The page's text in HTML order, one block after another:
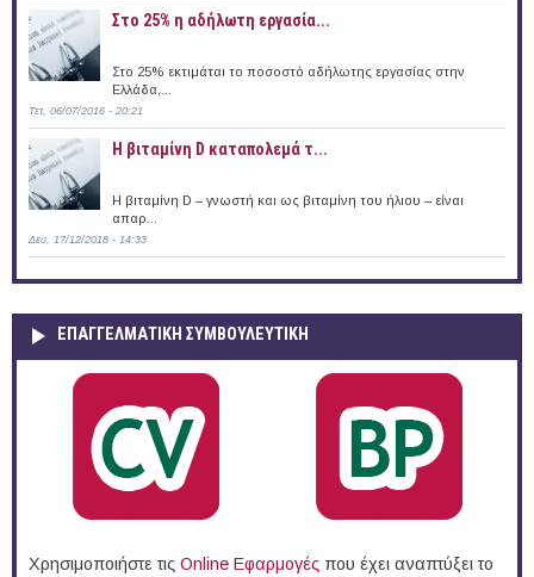
Στο 25% η αδήλωτη εργασία...
Στο 25% εκτιμάται το ποσοστό αδήλωτης εργασίας στην
Ελλάδα,...
Τετ, 06/07/2016 - 20:21
Η βιταμίνη D καταπολεμά τ...
Η βιταμίνη D – γνωστή και ως βιταμίνη του ήλιου – είναι
απαρ...
Δευ, 17/12/2018 - 14:33
ΕΠΑΓΓΕΛΜΑΤΙΚΉ ΣΥΜΒΟΥΛΕΥΤΙΚΉ
Χρησιμοποιήστε τις Online Eφαρμογές που έχει αναπτύξει το